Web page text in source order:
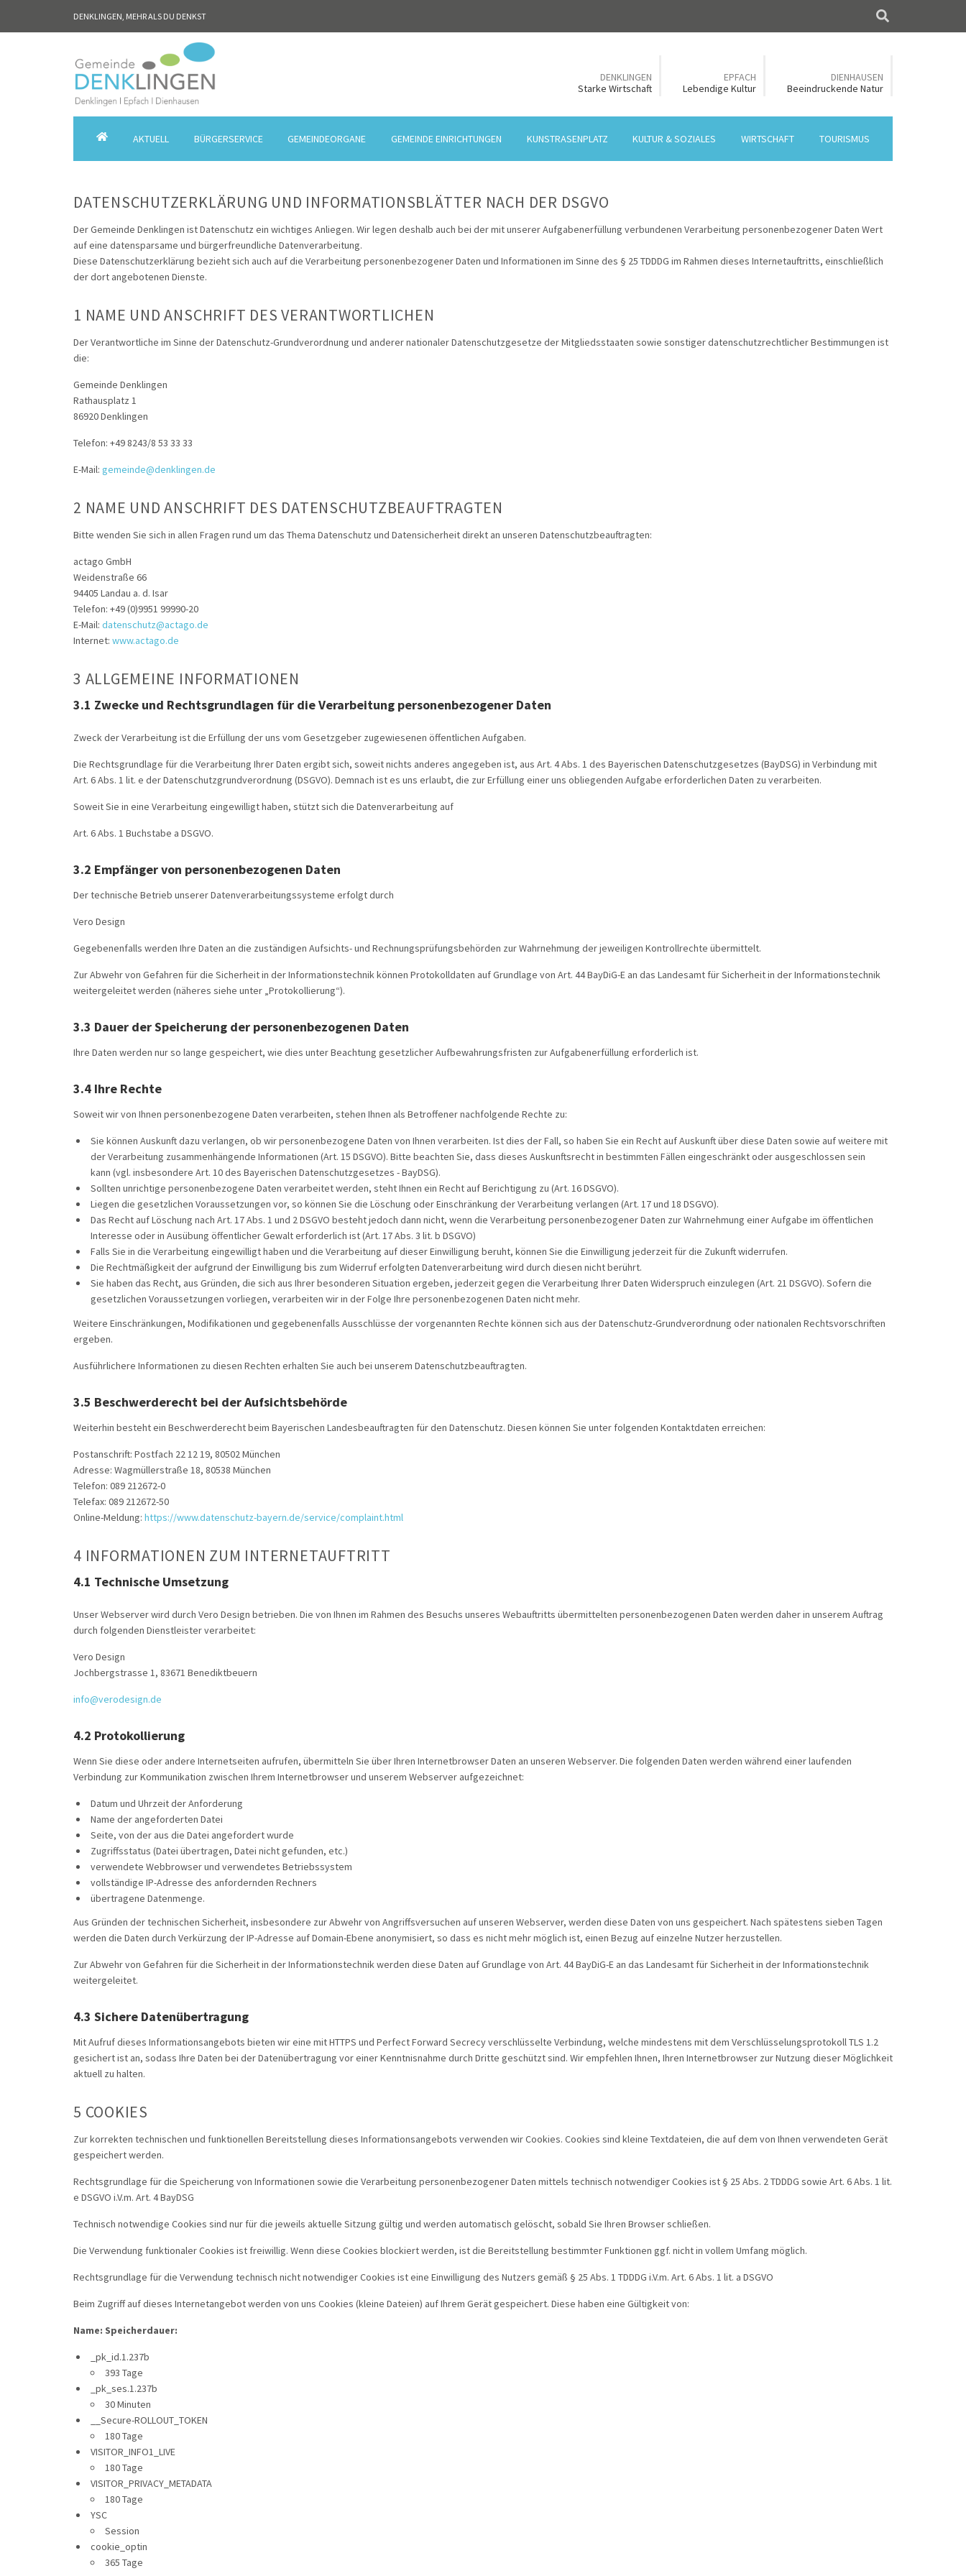
DENKLINGEN, MEHR ALS DU DENKST
DENKLINGEN
Starke Wirtschaft
EPFACH
Lebendige Kultur
DIENHAUSEN
Beeindruckende Natur
GEMEINDEAKTUELL BÜRGERSERVICE GEMEINDEORGANE GEMEINDE EINRICHTUNGEN KUNSTRASENPLATZ KULTUR & SOZIALES WIRTSCHAFT TOURISMUS
DATENSCHUTZERKLÄRUNG UND INFORMATIONSBLÄTTER NACH DER DSGVO
Der Gemeinde Denklingen ist Datenschutz ein wichtiges Anliegen. Wir legen deshalb auch bei der mit unserer Aufgabenerfüllung verbundenen Verarbeitung personenbezogener Daten Wert
auf eine datensparsame und bürgerfreundliche Datenverarbeitung.
Diese Datenschutzerklärung bezieht sich auch auf die Verarbeitung personenbezogener Daten und Informationen im Sinne des § 25 TDDDG im Rahmen dieses Internetauftritts, einschließlich
der dort angebotenen Dienste.
1 NAME UND ANSCHRIFT DES VERANTWORTLICHEN
Der Verantwortliche im Sinne der Datenschutz-Grundverordnung und anderer nationaler Datenschutzgesetze der Mitgliedsstaaten sowie sonstiger datenschutzrechtlicher Bestimmungen ist
die:
Gemeinde Denklingen
Rathausplatz 1
86920 Denklingen
Telefon: +49 8243/8 53 33 33
E-Mail: gemeinde@denklingen.de
2 NAME UND ANSCHRIFT DES DATENSCHUTZBEAUFTRAGTEN
Bitte wenden Sie sich in allen Fragen rund um das Thema Datenschutz und Datensicherheit direkt an unseren Datenschutzbeauftragten:
actago GmbH
Weidenstraße 66
94405 Landau a. d. Isar
Telefon: +49 (0)9951 99990-20
E-Mail: datenschutz@actago.de
Internet: www.actago.de
3 ALLGEMEINE INFORMATIONEN
3.1 Zwecke und Rechtsgrundlagen für die Verarbeitung personenbezogener Daten
Zweck der Verarbeitung ist die Erfüllung der uns vom Gesetzgeber zugewiesenen öffentlichen Aufgaben.
Die Rechtsgrundlage für die Verarbeitung Ihrer Daten ergibt sich, soweit nichts anderes angegeben ist, aus Art. 4 Abs. 1 des Bayerischen Datenschutzgesetzes (BayDSG) in Verbindung mit
Art. 6 Abs. 1 lit. e der Datenschutzgrundverordnung (DSGVO). Demnach ist es uns erlaubt, die zur Erfüllung einer uns obliegenden Aufgabe erforderlichen Daten zu verarbeiten.
Soweit Sie in eine Verarbeitung eingewilligt haben, stützt sich die Datenverarbeitung auf
Art. 6 Abs. 1 Buchstabe a DSGVO.
3.2 Empfänger von personenbezogenen Daten
Der technische Betrieb unserer Datenverarbeitungssysteme erfolgt durch
Vero Design
Gegebenenfalls werden Ihre Daten an die zuständigen Aufsichts- und Rechnungsprüfungsbehörden zur Wahrnehmung der jeweiligen Kontrollrechte übermittelt.
Zur Abwehr von Gefahren für die Sicherheit in der Informationstechnik können Protokolldaten auf Grundlage von Art. 44 BayDiG-E an das Landesamt für Sicherheit in der Informationstechnik
weitergeleitet werden (näheres siehe unter „Protokollierung“).
3.3 Dauer der Speicherung der personenbezogenen Daten
Ihre Daten werden nur so lange gespeichert, wie dies unter Beachtung gesetzlicher Aufbewahrungsfristen zur Aufgabenerfüllung erforderlich ist.
3.4 Ihre Rechte
Soweit wir von Ihnen personenbezogene Daten verarbeiten, stehen Ihnen als Betroffener nachfolgende Rechte zu:
Sie können Auskunft dazu verlangen, ob wir personenbezogene Daten von Ihnen verarbeiten. Ist dies der Fall, so haben Sie ein Recht auf Auskunft über diese Daten sowie auf weitere mit
der Verarbeitung zusammenhängende Informationen (Art. 15 DSGVO). Bitte beachten Sie, dass dieses Auskunftsrecht in bestimmten Fällen eingeschränkt oder ausgeschlossen sein
kann (vgl. insbesondere Art. 10 des Bayerischen Datenschutzgesetzes - BayDSG).
Sollten unrichtige personenbezogene Daten verarbeitet werden, steht Ihnen ein Recht auf Berichtigung zu (Art. 16 DSGVO).
Liegen die gesetzlichen Voraussetzungen vor, so können Sie die Löschung oder Einschränkung der Verarbeitung verlangen (Art. 17 und 18 DSGVO).
Das Recht auf Löschung nach Art. 17 Abs. 1 und 2 DSGVO besteht jedoch dann nicht, wenn die Verarbeitung personenbezogener Daten zur Wahrnehmung einer Aufgabe im öffentlichen
Interesse oder in Ausübung öffentlicher Gewalt erforderlich ist (Art. 17 Abs. 3 lit. b DSGVO)
Falls Sie in die Verarbeitung eingewilligt haben und die Verarbeitung auf dieser Einwilligung beruht, können Sie die Einwilligung jederzeit für die Zukunft widerrufen.
Die Rechtmäßigkeit der aufgrund der Einwilligung bis zum Widerruf erfolgten Datenverarbeitung wird durch diesen nicht berührt.
Sie haben das Recht, aus Gründen, die sich aus Ihrer besonderen Situation ergeben, jederzeit gegen die Verarbeitung Ihrer Daten Widerspruch einzulegen (Art. 21 DSGVO). Sofern die
gesetzlichen Voraussetzungen vorliegen, verarbeiten wir in der Folge Ihre personenbezogenen Daten nicht mehr.
Weitere Einschränkungen, Modifikationen und gegebenenfalls Ausschlüsse der vorgenannten Rechte können sich aus der Datenschutz-Grundverordnung oder nationalen Rechtsvorschriften
ergeben.
Ausführlichere Informationen zu diesen Rechten erhalten Sie auch bei unserem Datenschutzbeauftragten.
3.5 Beschwerderecht bei der Aufsichtsbehörde
Weiterhin besteht ein Beschwerderecht beim Bayerischen Landesbeauftragten für den Datenschutz. Diesen können Sie unter folgenden Kontaktdaten erreichen:
Postanschrift: Postfach 22 12 19, 80502 München
Adresse: Wagmüllerstraße 18, 80538 München
Telefon: 089 212672-0
Telefax: 089 212672-50
Online-Meldung: https://www.datenschutz-bayern.de/service/complaint.html
4 INFORMATIONEN ZUM INTERNETAUFTRITT
4.1 Technische Umsetzung
Unser Webserver wird durch Vero Design betrieben. Die von Ihnen im Rahmen des Besuchs unseres Webauftritts übermittelten personenbezogenen Daten werden daher in unserem Auftrag
durch folgenden Dienstleister verarbeitet:
Vero Design
Jochbergstrasse 1, 83671 Benediktbeuern
info@verodesign.de
4.2 Protokollierung
Wenn Sie diese oder andere Internetseiten aufrufen, übermitteln Sie über Ihren Internetbrowser Daten an unseren Webserver. Die folgenden Daten werden während einer laufenden
Verbindung zur Kommunikation zwischen Ihrem Internetbrowser und unserem Webserver aufgezeichnet:
Datum und Uhrzeit der Anforderung
Name der angeforderten Datei
Seite, von der aus die Datei angefordert wurde
Zugriffsstatus (Datei übertragen, Datei nicht gefunden, etc.)
verwendete Webbrowser und verwendetes Betriebssystem
vollständige IP-Adresse des anfordernden Rechners
übertragene Datenmenge.
Aus Gründen der technischen Sicherheit, insbesondere zur Abwehr von Angriffsversuchen auf unseren Webserver, werden diese Daten von uns gespeichert. Nach spätestens sieben Tagen
werden die Daten durch Verkürzung der IP-Adresse auf Domain-Ebene anonymisiert, so dass es nicht mehr möglich ist, einen Bezug auf einzelne Nutzer herzustellen.
Zur Abwehr von Gefahren für die Sicherheit in der Informationstechnik werden diese Daten auf Grundlage von Art. 44 BayDiG-E an das Landesamt für Sicherheit in der Informationstechnik
weitergeleitet.
4.3 Sichere Datenübertragung
Mit Aufruf dieses Informationsangebots bieten wir eine mit HTTPS und Perfect Forward Secrecy verschlüsselte Verbindung, welche mindestens mit dem Verschlüsselungsprotokoll TLS 1.2
gesichert ist an, sodass Ihre Daten bei der Datenübertragung vor einer Kenntnisnahme durch Dritte geschützt sind. Wir empfehlen Ihnen, Ihren Internetbrowser zur Nutzung dieser Möglichkeit
aktuell zu halten.
5 COOKIES
Zur korrekten technischen und funktionellen Bereitstellung dieses Informationsangebots verwenden wir Cookies. Cookies sind kleine Textdateien, die auf dem von Ihnen verwendeten Gerät
gespeichert werden.
Rechtsgrundlage für die Speicherung von Informationen sowie die Verarbeitung personenbezogener Daten mittels technisch notwendiger Cookies ist § 25 Abs. 2 TDDDG sowie Art. 6 Abs. 1 lit.
e DSGVO i.V.m. Art. 4 BayDSG
Technisch notwendige Cookies sind nur für die jeweils aktuelle Sitzung gültig und werden automatisch gelöscht, sobald Sie Ihren Browser schließen.
Die Verwendung funktionaler Cookies ist freiwillig. Wenn diese Cookies blockiert werden, ist die Bereitstellung bestimmter Funktionen ggf. nicht in vollem Umfang möglich.
Rechtsgrundlage für die Verwendung technisch nicht notwendiger Cookies ist eine Einwilligung des Nutzers gemäß § 25 Abs. 1 TDDDG i.V.m. Art. 6 Abs. 1 lit. a DSGVO
Beim Zugriff auf dieses Internetangebot werden von uns Cookies (kleine Dateien) auf Ihrem Gerät gespeichert. Diese haben eine Gültigkeit von:
Name: Speicherdauer:
_pk_id.1.237b
393 Tage
_pk_ses.1.237b
30 Minuten
__Secure-ROLLOUT_TOKEN
180 Tage
VISITOR_INFO1_LIVE
180 Tage
VISITOR_PRIVACY_METADATA
180 Tage
YSC
Session
cookie_optin
365 Tage